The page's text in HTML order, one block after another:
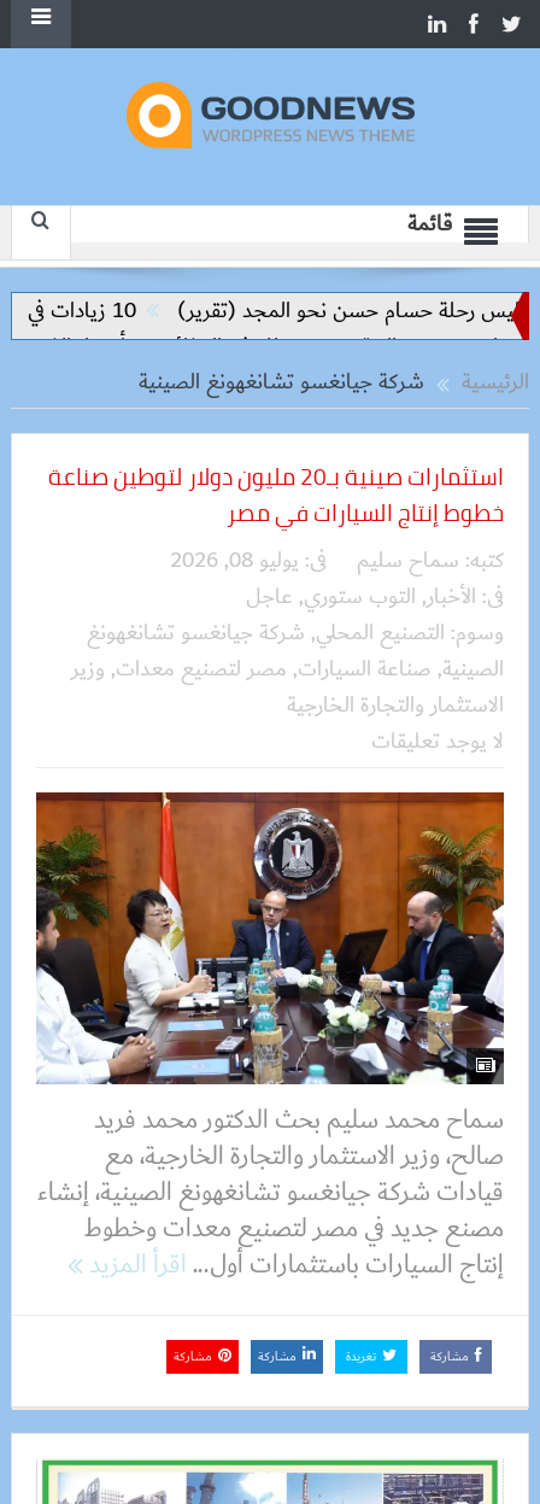
قائمة
رحلة حسام حسن نحو المجد (تقرير)
10 زيادات في 10 سنوات.. هل حان الوقت لرفع دعم البنزين نهائيا؟
أسعار الذهب اليوم
الرئيسية
شركة جيانغسو تشانغهونغ الصينية
استثمارات صينية بـ20 مليون دولار لتوطين صناعة
خطوط إنتاج السيارات في مصر
كتبه: سماح سليم فى: يوليو 08, 2026
فى: الأخبار, التوب ستوري, عاجل
وسوم: التصنيع المحلي, شركة جيانغسو تشانغهونغ
الصينية, صناعة السيارات, مصر لتصنيع معدات, وزير
الاستثمار والتجارة الخارجية
لا يوجد تعليقات
سماح محمد سليم بحث الدكتور محمد فريد
صالح، وزير الاستثمار والتجارة الخارجية، مع
قيادات شركة جيانغسو تشانغهونغ الصينية، إنشاء
مصنع جديد في مصر لتصنيع معدات وخطوط
إنتاج السيارات باستثمارات أول...اقرأ المزيد
مشاركة تغريدة مشاركة مشاركة